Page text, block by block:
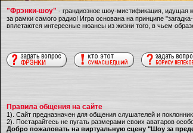
"Фрэнки-шоу" - грандиозное шоу-мистификация, идущая
за рамки самого радио! Игра основана на принципе
вплетаются интересные нюансы из жизни того, в чьем
Правила общения на сайте
1). Сайт предназначен для общения слушателей и
2). Постарайтесь не пугать размерами своих аватаров
Добро пожаловать на виртуальную сцену "Шоу за